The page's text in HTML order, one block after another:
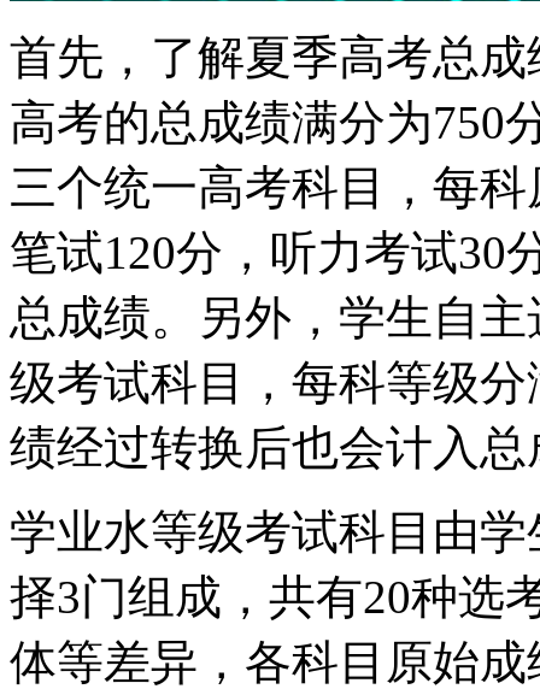
首先，了解夏季高考总
高考的总成绩满分为750
三个统一高考科目，每
笔试120分，听力考试30
总成绩。另外，学生自
级考试科目，每科等级
绩经过转换后也会计入总
学业水等级考试科目由
择3门组成，共有20种选
体等差异，各科目原始